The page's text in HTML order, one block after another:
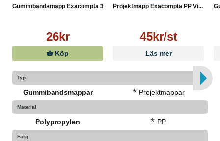
Gummibandsmapp Exacompta 3-...
26kr
Köp
Projektmapp Exacompta PP Vi...
45kr/st
Läs mer
Typ
Gummibandsmappar * Projektmappar
Material
Polypropylen * PP
Färg